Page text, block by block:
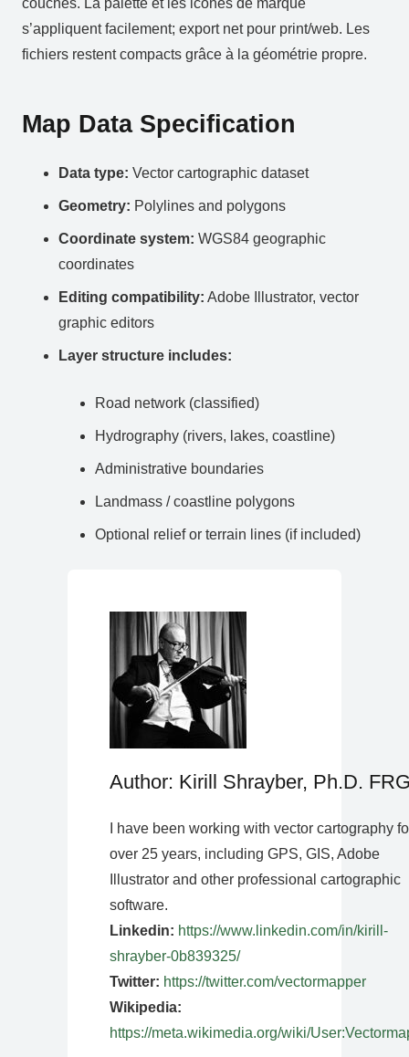
couchés. La palette et les icônes de marque
s’appliquent facilement; export net pour print/web. Les
fichiers restent compacts grâce à la géométrie propre.
Map Data Specification
Data type: Vector cartographic dataset
Geometry: Polylines and polygons
Coordinate system: WGS84 geographic
coordinates
Editing compatibility: Adobe Illustrator, vector
graphic editors
Layer structure includes:
Road network (classified)
Hydrography (rivers, lakes, coastline)
Administrative boundaries
Landmass / coastline polygons
Optional relief or terrain lines (if included)
Author: Kirill Shrayber, Ph.D.
I have been working with vector cartography
over 25 years, including GPS, GIS, Adobe
Illustrator and other professional cartographic
software.
Linkedin: https://www.linkedin.com/in/kirill-
shrayber-0b839325/
Twitter: https://twitter.com/vectormapper
Wikipedia:
https://meta.wikimedia.org/wiki/